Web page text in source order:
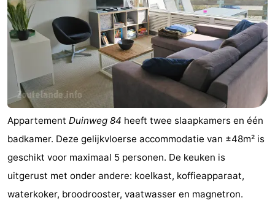
Bowlen
Wellness
centra
Dorpen
Steden
Natuur
Rondleidingen
Sporten
Zwembaden
-
Appartement Duinweg 84 heeft twee slaapkamers en één
badkamer. Deze gelijkvloerse accommodatie van ±48m² is
geschikt voor maximaal 5 personen. De keuken is
uitgerust met onder andere: koelkast, koffieapparaat,
waterkoker, broodrooster, vaatwasser en magnetron.